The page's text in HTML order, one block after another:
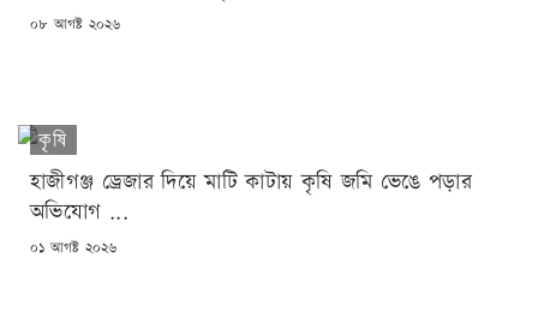
POSTED
০৮ আগষ্ট ২০২৬
কৃষি
হাজীগঞ্জ ড্রেজার দিয়ে মাটি কাটায় কৃষি জমি ভেঙে পড়ার
অভিযোগ ...
POSTED
০১ আগষ্ট ২০২৬